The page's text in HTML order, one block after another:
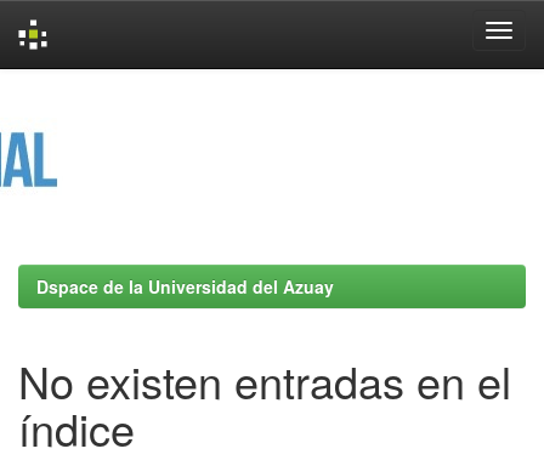
Dspace de la Universidad del Azuay
No existen entradas en el
índice